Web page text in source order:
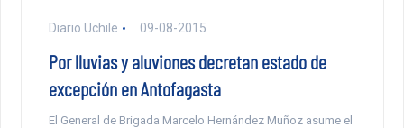
Diario Uchile 09-08-2015
Por lluvias y aluviones decretan estado de
excepción en Antofagasta
El General de Brigada Marcelo Hernández Muñoz asume el